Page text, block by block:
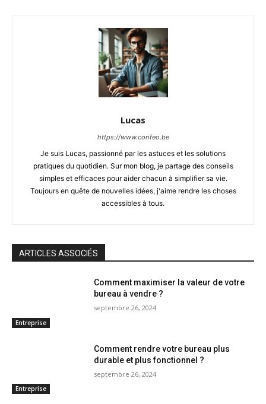
Lucas
https://www.corifeo.be
Je suis Lucas, passionné par les astuces et les solutions
pratiques du quotidien. Sur mon blog, je partage des conseils
simples et efficaces pour aider chacun à simplifier sa vie.
Toujours en quête de nouvelles idées, j'aime rendre les choses
accessibles à tous.
ARTICLES ASSOCIÉS
Entreprise
Comment maximiser la valeur de votre
bureau à vendre ?
septembre 26, 2024
Entreprise
Comment rendre votre bureau plus
durable et plus fonctionnel ?
septembre 26, 2024